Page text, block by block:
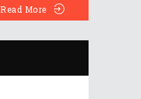
Read More